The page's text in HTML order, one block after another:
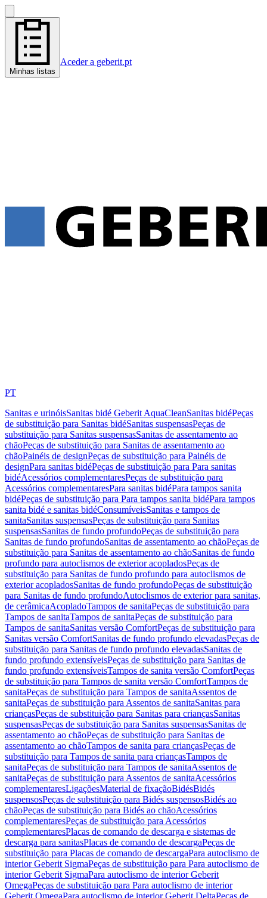
Minhas listas
Aceder a geberit.pt
PT
Sanitas e urinóisSanitas bidé Geberit AquaCleanSanitas bidéPeças
de substituição para Sanitas bidéSanitas suspensasPeças de
substituição para Sanitas suspensasSanitas de assentamento ao
chãoPeças de substituição para Sanitas de assentamento ao
chãoPainéis de designPeças de substituição para Painéis de
designPara sanitas bidéPeças de substituição para Para sanitas
bidéAcessórios complementaresPeças de substituição para
Acessórios complementaresPara sanitas bidéPara tampos sanita
bidéPeças de substituição para Para tampos sanita bidéPara tampos
sanita bidé e sanitas bidéConsumíveisSanitas e tampos de
sanitaSanitas suspensasPeças de substituição para Sanitas
suspensasSanitas de fundo profundoPeças de substituição para
Sanitas de fundo profundoSanitas de assentamento ao chãoPeças de
substituição para Sanitas de assentamento ao chãoSanitas de fundo
profundo para autoclismos de exterior acopladosPeças de
substituição para Sanitas de fundo profundo para autoclismos de
exterior acopladosSanitas de fundo profundoPeças de substituição
para Sanitas de fundo profundoAutoclismos de exterior para sanitas,
de cerâmicaAcopladoTampos de sanitaPeças de substituição para
Tampos de sanitaTampos de sanitaPeças de substituição para
Tampos de sanitaSanitas versão ComfortPeças de substituição para
Sanitas versão ComfortSanitas de fundo profundo elevadasPeças de
substituição para Sanitas de fundo profundo elevadasSanitas de
fundo profundo extensíveisPeças de substituição para Sanitas de
fundo profundo extensíveisTampos de sanita versão ComfortPeças
de substituição para Tampos de sanita versão ComfortTampos de
sanitaPeças de substituição para Tampos de sanitaAssentos de
sanitaPeças de substituição para Assentos de sanitaSanitas para
criançasPeças de substituição para Sanitas para criançasSanitas
suspensasPeças de substituição para Sanitas suspensasSanitas de
assentamento ao chãoPeças de substituição para Sanitas de
assentamento ao chãoTampos de sanita para criançasPeças de
substituição para Tampos de sanita para criançasTampos de
sanitaPeças de substituição para Tampos de sanitaAssentos de
sanitaPeças de substituição para Assentos de sanitaAcessórios
complementaresLigaçõesMaterial de fixaçãoBidésBidés
suspensosPeças de substituição para Bidés suspensosBidés ao
chãoPeças de substituição para Bidés ao chãoAcessórios
complementaresPeças de substituição para Acessórios
complementaresPlacas de comando de descarga e sistemas de
descarga para sanitasPlacas de comando de descargaPeças de
substituição para Placas de comando de descargaPara autoclismo de
interior Geberit SigmaPeças de substituição para Para autoclismo de
interior Geberit SigmaPara autoclismo de interior Geberit
OmegaPeças de substituição para Para autoclismo de interior
Geberit OmegaPara autoclismo de interior Geberit DeltaPeças de